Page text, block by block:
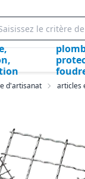
d'artisanat articles